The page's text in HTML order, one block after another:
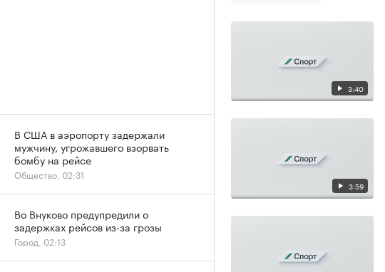
3:40
3:59
В США в аэропорту задержали
мужчину, угрожавшего взорвать
бомбу на рейсе
Общество, 02:31
Во Внуково предупредили о
задержках рейсов из-за грозы
Город, 02:13